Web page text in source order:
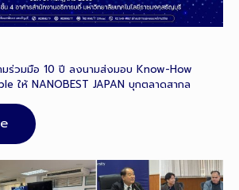
ร่วมมือ 10 ปี ลงนามส่งมอบ Know-How
ให้ NANOBEST JAPAN บุกตลาดสากล